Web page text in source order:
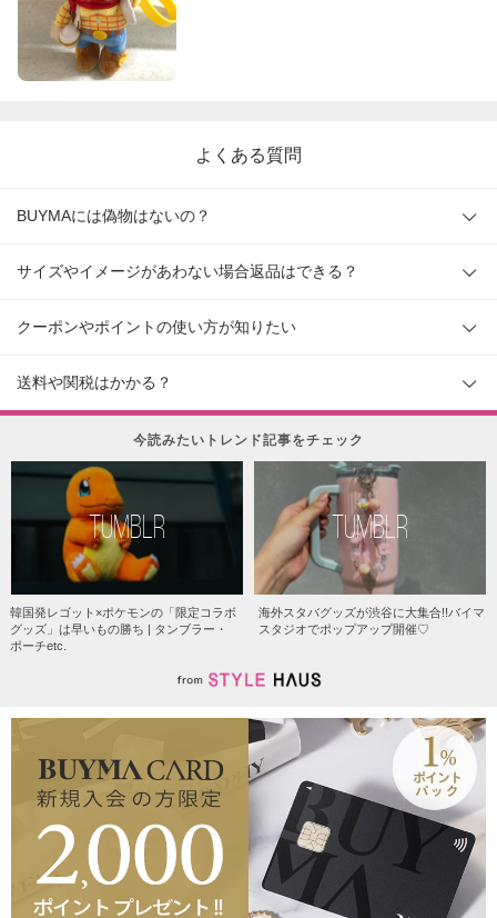
よくある質問
BUYMAには偽物はないの？
サイズやイメージがあわない場合返品はできる？
クーポンやポイントの使い方が知りたい
送料や関税はかかる？
今読みたいトレンド記事をチェック
TUMBLR
韓国発レゴット×ポケモンの「限定コラボ
グッズ」は早いもの勝ち | タンブラー・
ポーチetc.
TUMBLR
海外スタバグッズが渋谷に大集合!!バイマ
スタジオでポップアップ開催♡